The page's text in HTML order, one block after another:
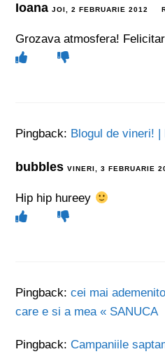
IoanaJOI, 2 FEBRUARIE 2012
Grozava atmosfera!
Pingback: Blogul de vineri!
bubblesVINERI, 3 FEBRUARIE
Hip hip hureey
Pingback:cei mai
care e si a mea « SANUCA
Pingback:Campaniile